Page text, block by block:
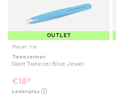
OUTLET
Pincet ⋅ 1 st
Tweezerman
Slant Tweezer Blue Jewel
€18 99
Ledenprijs